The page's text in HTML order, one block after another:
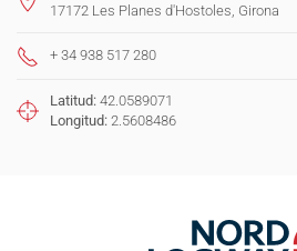
17172 Les Planes d'Hostoles, Girona
+ 34 938 517 280
Latitud: 42.0589071
Longitud: 2.5608486